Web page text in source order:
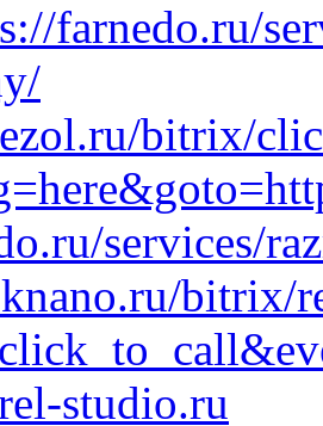
farnedo.ru/
bitrix/
services/
bitrix/
studio.ru